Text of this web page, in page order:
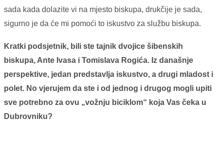
sada kada dolazite vi na mjesto biskupa, drukčije je sada,
sigurno je da će mi pomoći to iskustvo za službu biskupa.
Kratki podsjetnik, bili ste tajnik dvojice šibenskih
biskupa, Ante Ivasa i Tomislava Rogića. Iz današnje
perspektive, jedan predstavlja iskustvo, a drugi mladost i
polet. No vjerujem da ste i od jednog i drugog mogli upiti
sve potrebno za ovu „vožnju biciklom“ koja Vas čeka u
Dubrovniku?